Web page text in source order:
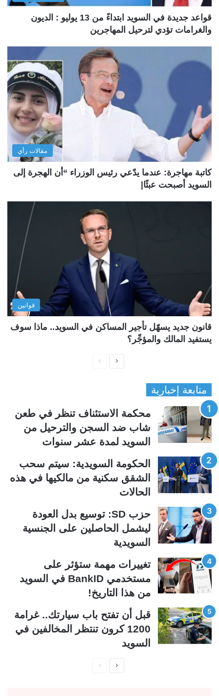
قواعد جديدة في السويد ابتداءً من 13 يوليو : الديون
والغرامات تؤدي لترحيل المهاجرين
مقالات رأي
كاتبة مهاجرة: عندما يدّعي رئيس الوزراء “أن الهجرة إلى
السويد أصبحت عبئًا|
قوانين
قانون جديد يسهّل تأجير المساكن في السويد.. ماذا سوف
يستفيد المالك والمؤجِّر؟
ح
ة
س
ا
ق
ح
ة
ا
ا
ي
ة
متابعة إخبارية
محكمة الاستئناف تنظر في طعن
شاب ضد السجن والترحيل من
السويد لمدة عشر سنوات
الحكومة السويدية: سيتم سحب
الشقق سكنية من مالكيها في هذه
الحالات
حزب SD: توسيع بدل العودة
ليشمل الحاصلين على الجنسية
السويدية
تغييرات مهمة ستؤثر على
مستخدمي BankID في السويد
من هذا التاريخ!
قبل أن تفتح باب سيارتك.. غرامة
1200 كرون تنتظر المخالفين في
السويد